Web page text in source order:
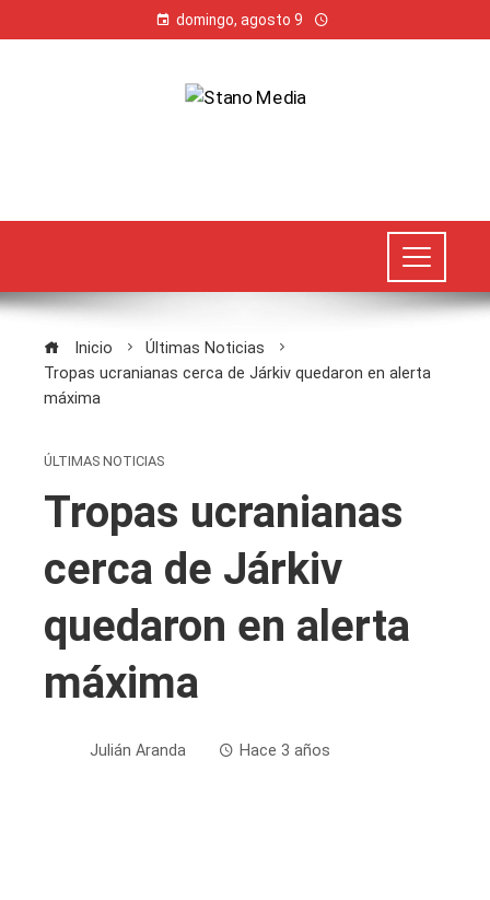
domingo, agosto 9
Inicio
Últimas Noticias
Tropas ucranianas cerca de Járkiv quedaron en alerta
máxima
ÚLTIMAS NOTICIAS
Tropas ucranianas
cerca de Járkiv
quedaron en alerta
máxima
Julián Aranda Hace 3 años